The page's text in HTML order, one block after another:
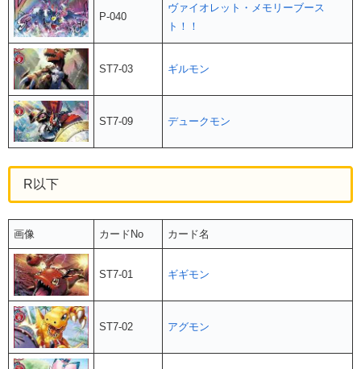
P-040
ヴァイオレット・メモリーブース
ト！！
ST7-03 ギルモン
ST7-09 デュークモン
R以下
画像 カードNo カード名
ST7-01 ギギモン
ST7-02 アグモン